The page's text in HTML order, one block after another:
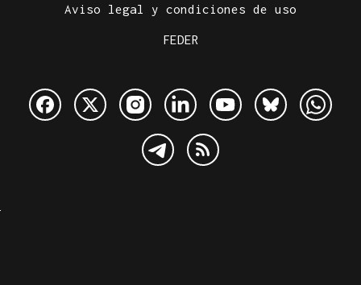
Aviso legal y condiciones de uso
FEDER